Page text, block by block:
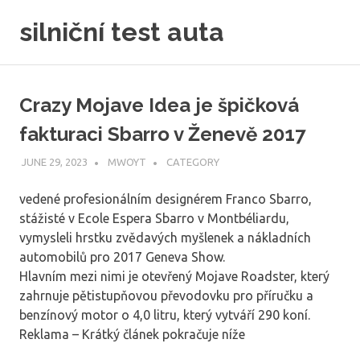
silniční test auta
Crazy Mojave Idea je špičková
fakturaci Sbarro v Ženevě 2017
JUNE 29, 2023 MWOYT CATEGORY
vedené profesionálním designérem Franco Sbarro,
stážisté v Ecole Espera Sbarro v Montbéliardu,
vymysleli hrstku zvědavých myšlenek a nákladních
automobilů pro 2017 Geneva Show.
Hlavním mezi nimi je otevřený Mojave Roadster, který
zahrnuje pětistupňovou převodovku pro příručku a
benzínový motor o 4,0 litru, který vytváří 290 koní.
Reklama – Krátký článek pokračuje níže